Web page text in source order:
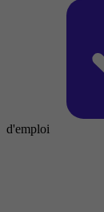
d'emploi